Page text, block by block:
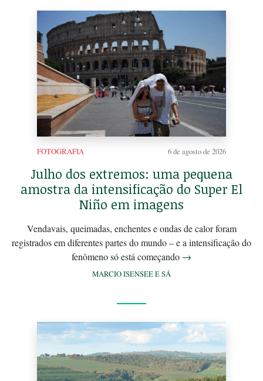
FOTOGRAFIA 6 de agosto de 2026
Julho dos extremos: uma pequena
amostra da intensificação do Super El
Niño em imagens
Vendavais, queimadas, enchentes e ondas de calor foram
registrados em diferentes partes do mundo – e a intensificação do
fenômeno só está começando →
MARCIO ISENSEE E SÁ